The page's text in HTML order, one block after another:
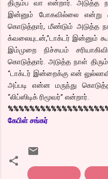
திரும்ப வா என்றார்.
இன்னும் போகவில்லை என்று
கொடுத்தார், மீண்டும் அடுத்த
க்வலையுடன்,”டாக்டர் இன்னும்
இம்முறை நிச்சயம்
கொடுத்தார். அடுத்த நாள்
“டாக்டர் இன்றைக்கு என்
அப்படி என்ன மருந்து
“லிப்ஸிடிக் ரிமூவர்” என்றார்.
கேபிள் சங்கர்